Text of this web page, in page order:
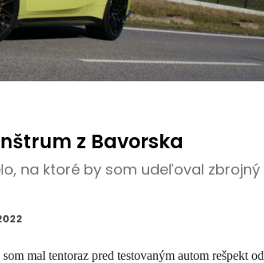
z Bavorska
na ktoré by som udeľoval zbrojný
mal tentoraz pred testovaným autom rešpekt od